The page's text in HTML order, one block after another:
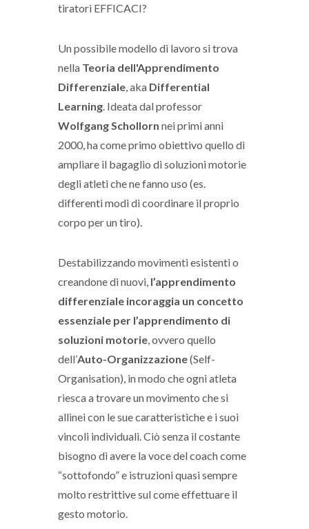
tiratori EFFICACI?
Un possibile modello di lavoro si trova
nella Teoria dell'Apprendimento
Differenziale , aka Differential
Learning . Ideata dal professor
Wolfgang Schollorn nei primi anni
2000, ha come primo obiettivo quello di
ampliare il bagaglio di soluzioni motorie
degli atleti che ne fanno uso (es.
differenti modi di coordinare il proprio
corpo per un tiro).
Destabilizzando movimenti esistenti o
creandone di nuovi, l’apprendimento
differenziale incoraggia un concetto
essenziale per l’apprendimento di
soluzioni motorie , ovvero quello
dell’Auto-Organizzazione(Self-
Organisation), in modo che ogni atleta
riesca a trovare un movimento che si
allinei con le sue caratteristiche e i suoi
vincoli individuali. Ciò senza il costante
bisogno di avere la voce del coach come
“sottofondo” e istruzioni quasi sempre
molto restrittive sul come effettuare il
gesto motorio.